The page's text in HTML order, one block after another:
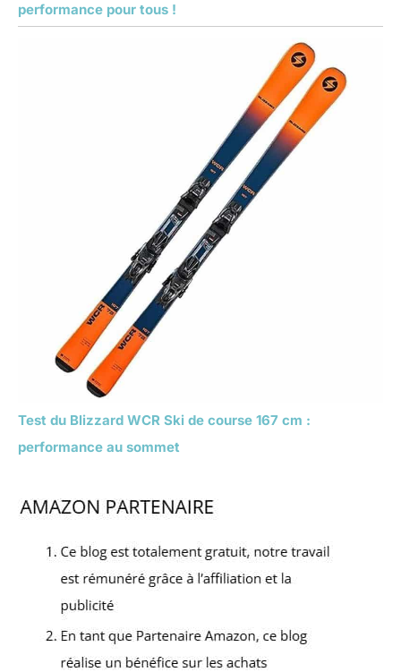
performance pour tous !
Test du Blizzard WCR Ski de course 167 cm :
performance au sommet